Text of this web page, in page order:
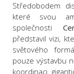
Středobodem
které svou
společnosti
představil vizi,
světového
pouze výstavbu
koordinaci